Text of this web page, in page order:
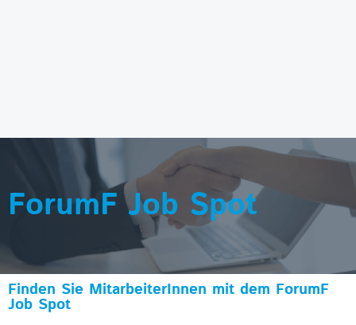
ForumF Job Spot
Finden Sie MitarbeiterInnen mit dem ForumF
Job Spot